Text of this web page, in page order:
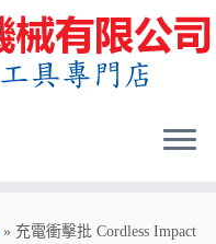
» 充電衝擊批 Cordless Impact